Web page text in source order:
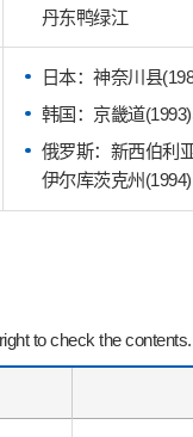
丹东鸭绿江
日本：神奈川县
韩国：京畿道
俄罗斯：新西伯利亚
伊尔库茨克州(1994)
to check the contents.